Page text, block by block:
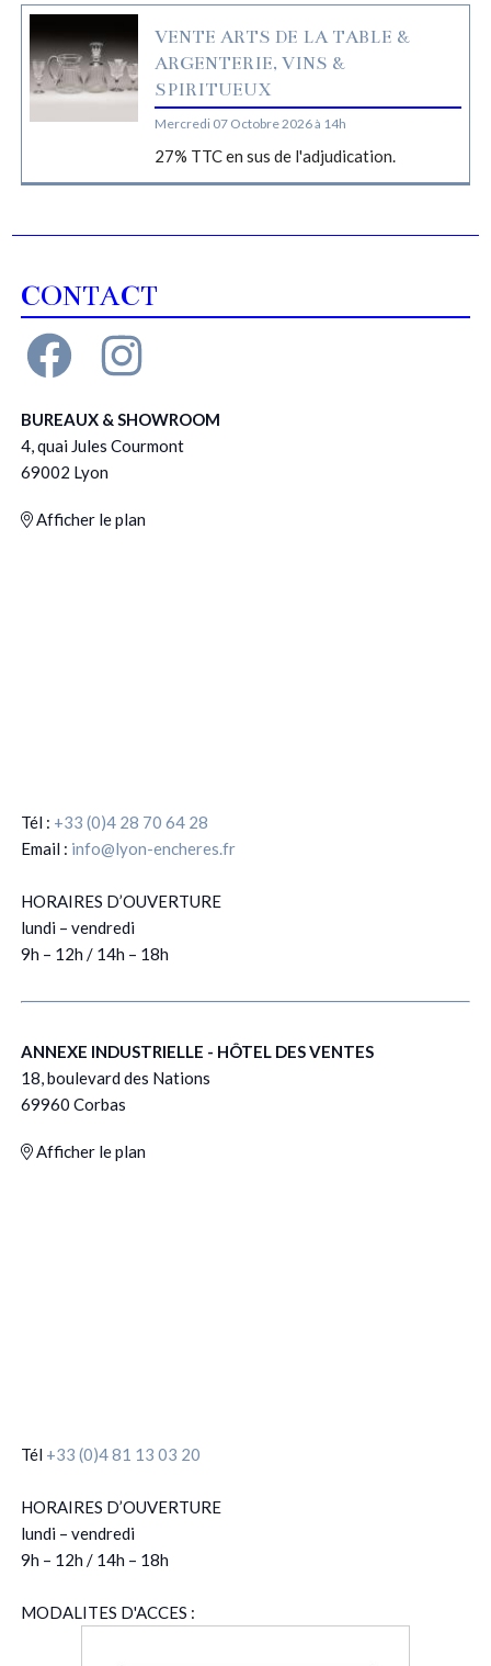
VENTE ARTS DE LA TABLE &
ARGENTERIE, VINS &
SPIRITUEUX
Mercredi 07 Octobre 2026 à 14h
27% TTC en sus de l'adjudication.
CONTACT
BUREAUX & SHOWROOM
4, quai Jules Courmont
69002 Lyon
Afficher le plan
Tél : +33 (0)4 28 70 64 28
Email : info@lyon-encheres.fr
HORAIRES D’OUVERTURE
lundi – vendredi
9h – 12h / 14h – 18h
ANNEXE INDUSTRIELLE - HÔTEL DES VENTES
18, boulevard des Nations
69960 Corbas
Afficher le plan
Tél +33 (0)4 81 13 03 20
HORAIRES D’OUVERTURE
lundi – vendredi
9h – 12h / 14h – 18h
MODALITES D'ACCES :